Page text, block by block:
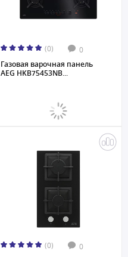
(0) 0
Газовая варочная панель
AEG HKB75453NB...
(0) 0